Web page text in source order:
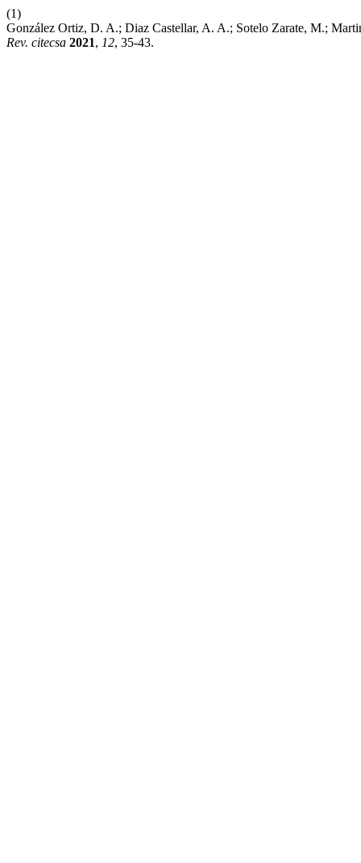
(1)
González Ortiz, D. A.; Diaz Castellar, A. A.; Sotelo Zarate, M.;
Rev. citecsa 2021, 12, 35-43.